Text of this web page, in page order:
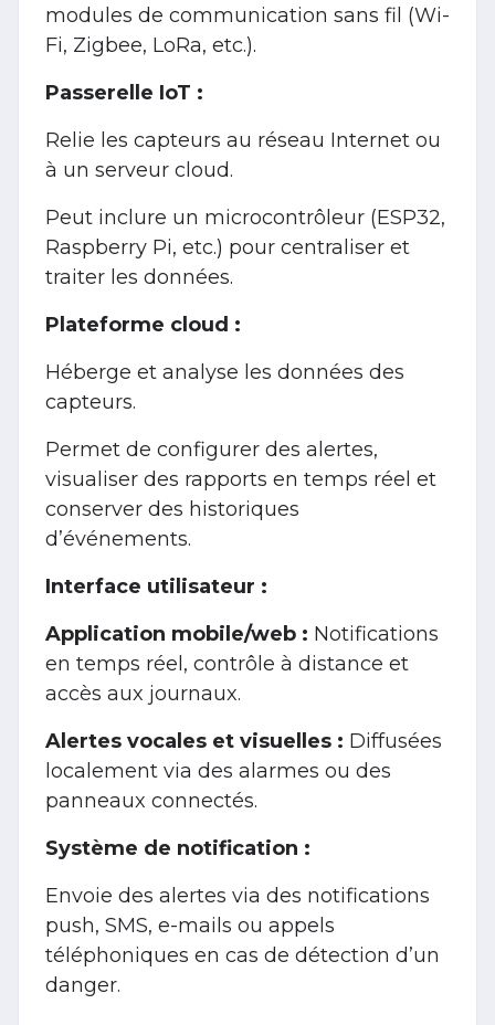
modules de communication sans fil (Wi-
Fi, Zigbee, LoRa, etc.).
Passerelle IoT :
Relie les capteurs au réseau Internet ou
à un serveur cloud.
Peut inclure un microcontrôleur (ESP32,
Raspberry Pi, etc.) pour centraliser et
traiter les données.
Plateforme cloud :
Héberge et analyse les données des
capteurs.
Permet de configurer des alertes,
visualiser des rapports en temps réel et
conserver des historiques
d’événements.
Interface utilisateur :
Application mobile/web : Notifications
en temps réel, contrôle à distance et
accès aux journaux.
Alertes vocales et visuelles : Diffusées
localement via des alarmes ou des
panneaux connectés.
Système de notification :
Envoie des alertes via des notifications
push, SMS, e-mails ou appels
téléphoniques en cas de détection d’un
danger.